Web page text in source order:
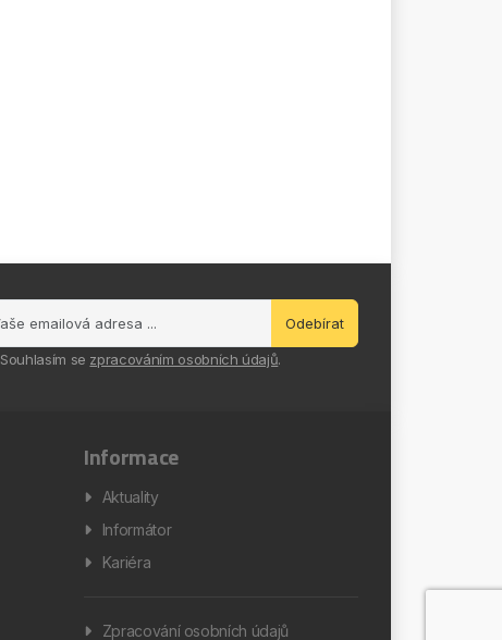
Odebírat
Souhlasím se zpracováním osobních údajů.
Informace
Aktuality
Informátor
Kariéra
Zpracování osobních údajů